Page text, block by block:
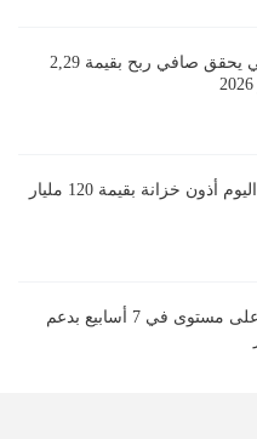
البنك المصري الخليجي يحقق صافي ربح بقيمة 2,29
البنك المركزي يطرح اليوم أذون خزانة بقيمة 120 مليار
أسعار الذهب ترتفع لأعلى مستوى في 7 أسابيع بدعم